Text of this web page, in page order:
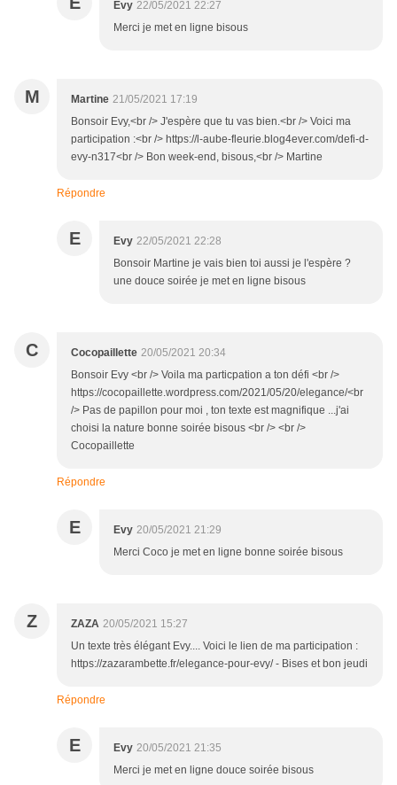
Evy 22/05/2021 22:27
Merci je met en ligne bisous
M Martine 21/05/2021 17:19
Bonsoir Evy,<br /> J'espère que tu vas bien.<br /> Voici ma
participation :<br /> https://l-aube-fleurie.blog4ever.com/defi-d-
evy-n317<br /> Bon week-end, bisous,<br /> Martine
Répondre
E Evy 22/05/2021 22:28
Bonsoir Martine je vais bien toi aussi je l'espère ?
une douce soirée je met en ligne bisous
C Cocopaillette 20/05/2021 20:34
Bonsoir Evy <br /> Voila ma particpation a ton défi <br />
https://cocopaillette.wordpress.com/2021/05/20/elegance/<br
/> Pas de papillon pour moi , ton texte est magnifique ...j'ai
choisi la nature bonne soirée bisous <br /> <br />
Cocopaillette
Répondre
E Evy 20/05/2021 21:29
Merci Coco je met en ligne bonne soirée bisous
Z ZAZA 20/05/2021 15:27
Un texte très élégant Evy.... Voici le lien de ma participation :
https://zazarambette.fr/elegance-pour-evy/ - Bises et bon jeudi
Répondre
E Evy 20/05/2021 21:35
Merci je met en ligne douce soirée bisous